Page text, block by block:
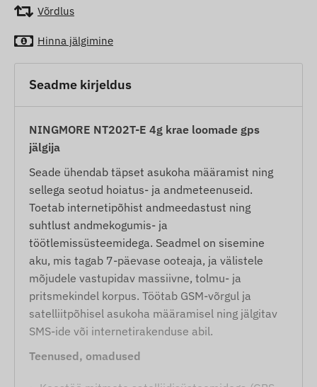
Võrdlus
Hinna jälgimine
Seadme kirjeldus
NINGMORE NT202T-E 4g krae loomade gps
jälgija
Seade ühendab täpset asukoha määramist ning
sellega seotud hoiatus- ja andmeteenuseid.
Toetab internetipõhist andmeedastust ning
suhtlust andmekogumis- ja
töötlemissüsteemidega. Seadmel on sisemine
aku, mis tagab 7-päevase ooteaja, ja välistele
mõjudele vastupidav massiivne, tolmu- ja
pritsmekindel korpus. Töötab GSM-võrgul ja
satelliitpõhisel asukoha määramisel ning jälgitav
SMS-ide või internetirakenduse abil.
Teenused, omadused